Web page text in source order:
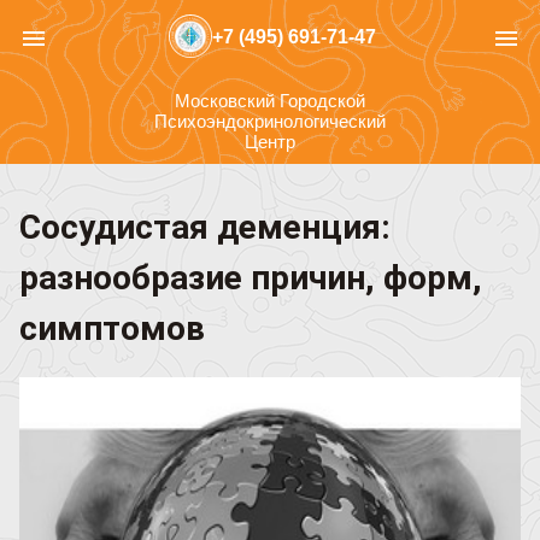
menu +7 (495) 691-71-47 menu
Московский Городской
Психоэндокринологический
Центр
Сосудистая деменция:
разнообразие причин, форм,
симптомов